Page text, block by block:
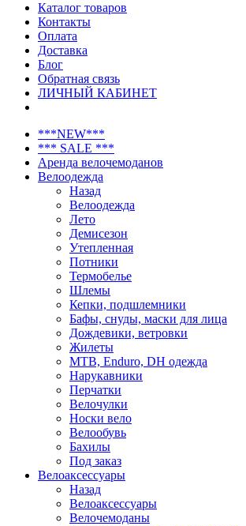
Каталог товаров
Контакты
Оплата
Доставка
Блог
Обратная связь
ЛИЧНЫЙ КАБИНЕТ
***NEW***
*** SALE ***
Аренда велочемоданов
Велоодежда
Назад
Велоодежда
Лето
Демисезон
Утепленная
Потники
Термобелье
Шлемы
Кепки, подшлемники
Бафы, снуды, маски для лица
Дождевики, ветровки
Жилеты
MTB, Enduro, DH одежда
Нарукавники
Перчатки
Велочулки
Носки вело
Велообувь
Бахилы
Под заказ
Велоаксессуары
Назад
Велоаксессуары
Велочемоданы